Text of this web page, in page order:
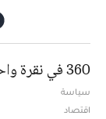
360 في نقرة واحدة
سياسة
اقتصاد